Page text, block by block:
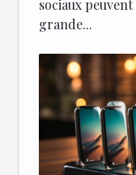
sociaux
grande...